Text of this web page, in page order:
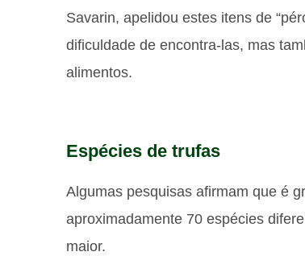
Savarin, apelidou estes itens de
dificuldade de encontra-las, mas
alimentos.
Espécies de trufas
Algumas pesquisas afirmam que é
aproximadamente 70 espécies
maior.